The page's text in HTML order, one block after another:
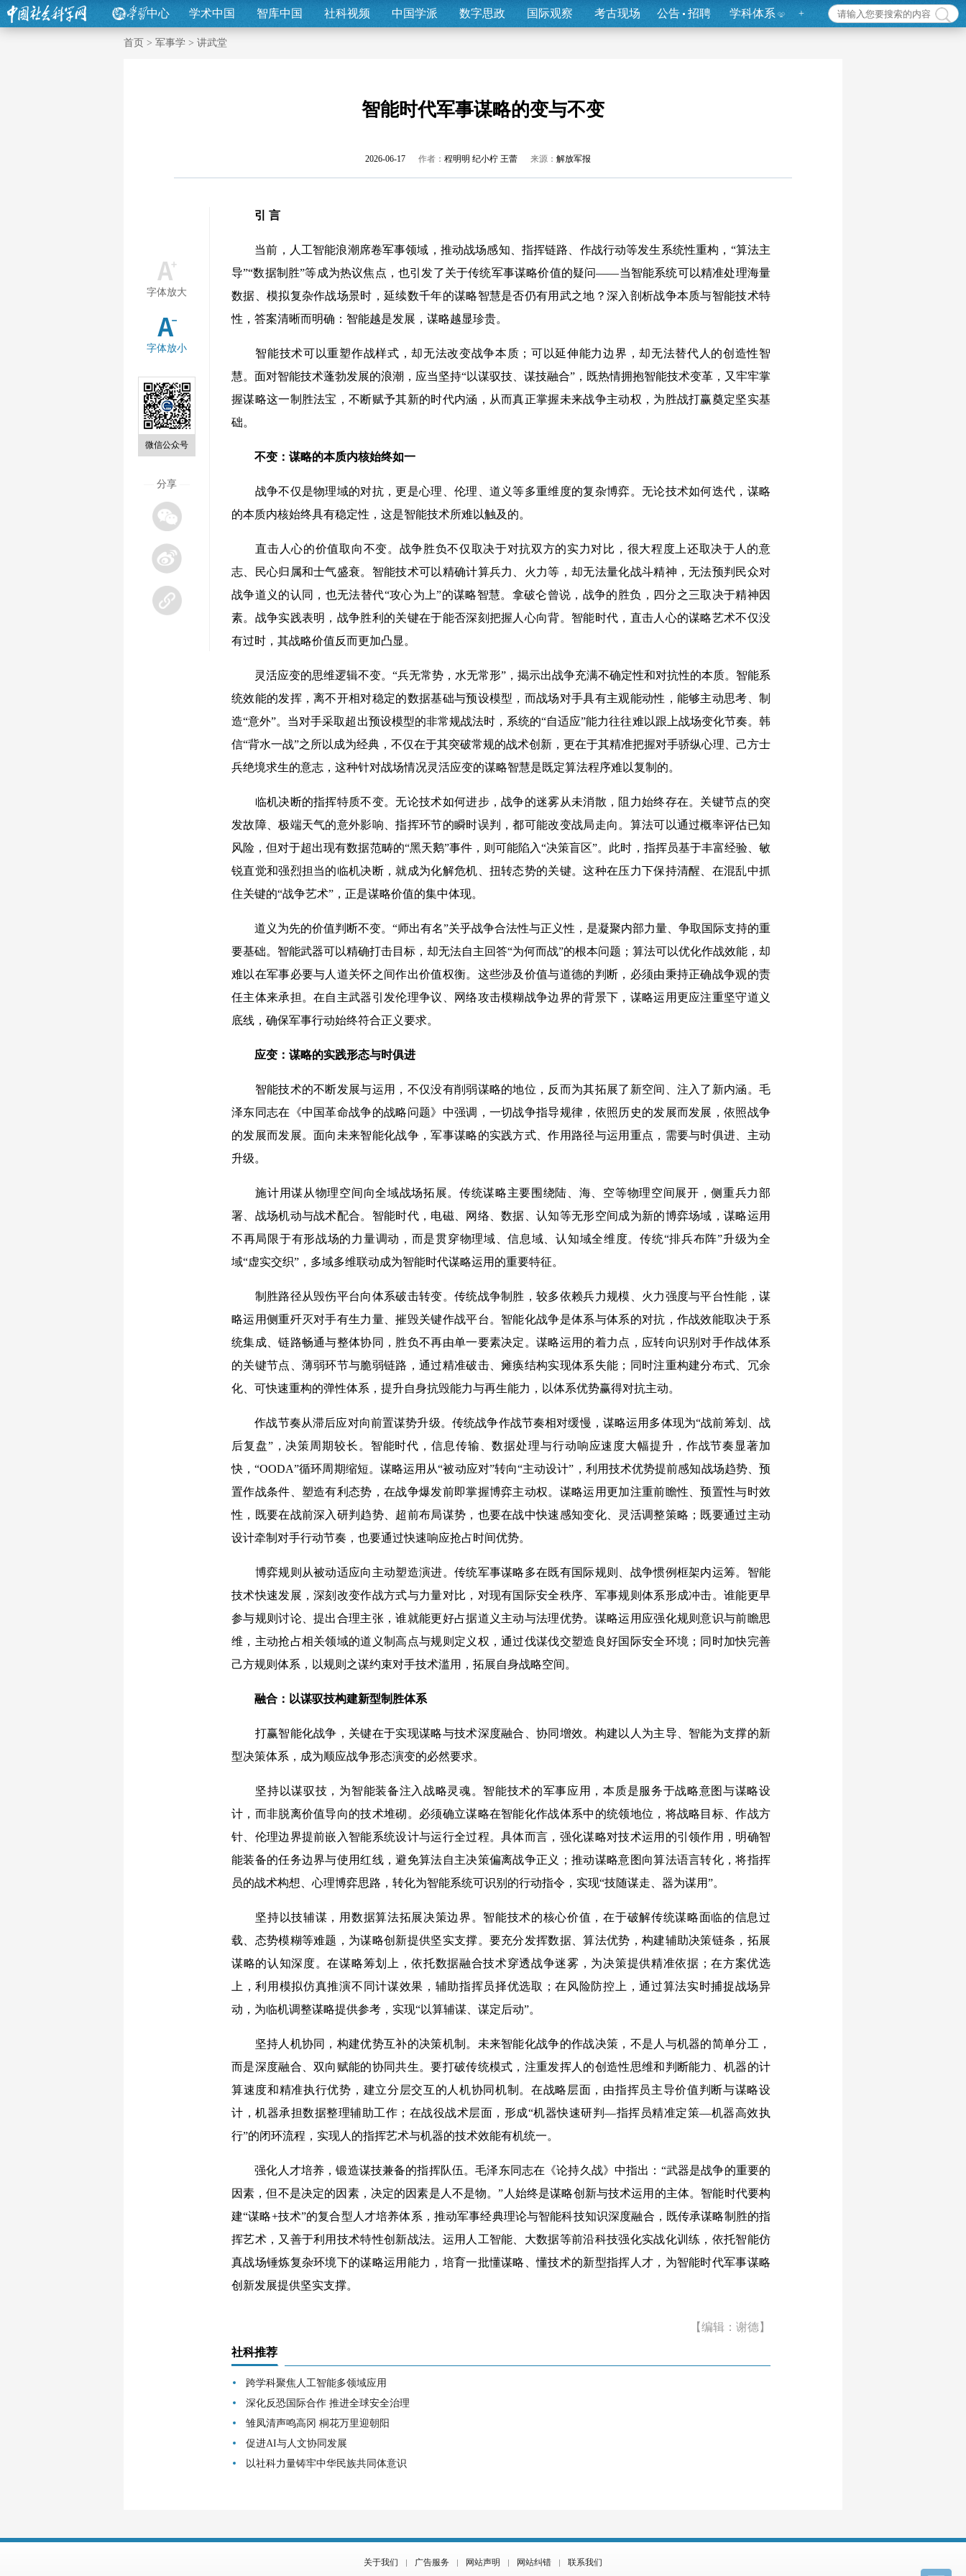
中心 学术中国 智库中国 社科视频 中国学派 数字思政 国际观察 考古现场 公告 招聘 学科体系 +
首页 > 军事学 > 讲武堂
智能时代军事谋略的变与不变
2026-06-17 作者： 程明明 纪小柠 王蕾 来源： 解放军报
字体放大
字体放小
微信公众号
分享
引 言
当前，人工智能浪潮席卷军事领域，推动战场感知、指挥链路、作战行动等发生系统性重构，“算法主
导”“数据制胜”等成为热议焦点，也引发了关于传统军事谋略价值的疑问——当智能系统可以精准处理海量
数据、模拟复杂作战场景时，延续数千年的谋略智慧是否仍有用武之地？深入剖析战争本质与智能技术特
性，答案清晰而明确：智能越是发展，谋略越显珍贵。
智能技术可以重塑作战样式，却无法改变战争本质；可以延伸能力边界，却无法替代人的创造性智
慧。面对智能技术蓬勃发展的浪潮，应当坚持“以谋驭技、谋技融合”，既热情拥抱智能技术变革，又牢牢掌
握谋略这一制胜法宝，不断赋予其新的时代内涵，从而真正掌握未来战争主动权，为胜战打赢奠定坚实基
础。
不变：谋略的本质内核始终如一
战争不仅是物理域的对抗，更是心理、伦理、道义等多重维度的复杂博弈。无论技术如何迭代，谋略
的本质内核始终具有稳定性，这是智能技术所难以触及的。
直击人心的价值取向不变。战争胜负不仅取决于对抗双方的实力对比，很大程度上还取决于人的意
志、民心归属和士气盛衰。智能技术可以精确计算兵力、火力等，却无法量化战斗精神，无法预判民众对
战争道义的认同，也无法替代“攻心为上”的谋略智慧。拿破仑曾说，战争的胜负，四分之三取决于精神因
素。战争实践表明，战争胜利的关键在于能否深刻把握人心向背。智能时代，直击人心的谋略艺术不仅没
有过时，其战略价值反而更加凸显。
灵活应变的思维逻辑不变。“兵无常势，水无常形”，揭示出战争充满不确定性和对抗性的本质。智能系
统效能的发挥，离不开相对稳定的数据基础与预设模型，而战场对手具有主观能动性，能够主动思考、制
造“意外”。当对手采取超出预设模型的非常规战法时，系统的“自适应”能力往往难以跟上战场变化节奏。韩
信“背水一战”之所以成为经典，不仅在于其突破常规的战术创新，更在于其精准把握对手骄纵心理、己方士
兵绝境求生的意志，这种针对战场情况灵活应变的谋略智慧是既定算法程序难以复制的。
临机决断的指挥特质不变。无论技术如何进步，战争的迷雾从未消散，阻力始终存在。关键节点的突
发故障、极端天气的意外影响、指挥环节的瞬时误判，都可能改变战局走向。算法可以通过概率评估已知
风险，但对于超出现有数据范畴的“黑天鹅”事件，则可能陷入“决策盲区”。此时，指挥员基于丰富经验、敏
锐直觉和强烈担当的临机决断，就成为化解危机、扭转态势的关键。这种在压力下保持清醒、在混乱中抓
住关键的“战争艺术”，正是谋略价值的集中体现。
道义为先的价值判断不变。“师出有名”关乎战争合法性与正义性，是凝聚内部力量、争取国际支持的重
要基础。智能武器可以精确打击目标，却无法自主回答“为何而战”的根本问题；算法可以优化作战效能，却
难以在军事必要与人道关怀之间作出价值权衡。这些涉及价值与道德的判断，必须由秉持正确战争观的责
任主体来承担。在自主武器引发伦理争议、网络攻击模糊战争边界的背景下，谋略运用更应注重坚守道义
底线，确保军事行动始终符合正义要求。
应变：谋略的实践形态与时俱进
智能技术的不断发展与运用，不仅没有削弱谋略的地位，反而为其拓展了新空间、注入了新内涵。毛
泽东同志在《中国革命战争的战略问题》中强调，一切战争指导规律，依照历史的发展而发展，依照战争
的发展而发展。面向未来智能化战争，军事谋略的实践方式、作用路径与运用重点，需要与时俱进、主动
升级。
施计用谋从物理空间向全域战场拓展。传统谋略主要围绕陆、海、空等物理空间展开，侧重兵力部
署、战场机动与战术配合。智能时代，电磁、网络、数据、认知等无形空间成为新的博弈场域，谋略运用
不再局限于有形战场的力量调动，而是贯穿物理域、信息域、认知域全维度。传统“排兵布阵”升级为全
域“虚实交织”，多域多维联动成为智能时代谋略运用的重要特征。
制胜路径从毁伤平台向体系破击转变。传统战争制胜，较多依赖兵力规模、火力强度与平台性能，谋
略运用侧重歼灭对手有生力量、摧毁关键作战平台。智能化战争是体系与体系的对抗，作战效能取决于系
统集成、链路畅通与整体协同，胜负不再由单一要素决定。谋略运用的着力点，应转向识别对手作战体系
的关键节点、薄弱环节与脆弱链路，通过精准破击、瘫痪结构实现体系失能；同时注重构建分布式、冗余
化、可快速重构的弹性体系，提升自身抗毁能力与再生能力，以体系优势赢得对抗主动。
作战节奏从滞后应对向前置谋势升级。传统战争作战节奏相对缓慢，谋略运用多体现为“战前筹划、战
后复盘”，决策周期较长。智能时代，信息传输、数据处理与行动响应速度大幅提升，作战节奏显著加
快，“OODA”循环周期缩短。谋略运用从“被动应对”转向“主动设计”，利用技术优势提前感知战场趋势、预
置作战条件、塑造有利态势，在战争爆发前即掌握博弈主动权。谋略运用更加注重前瞻性、预置性与时效
性，既要在战前深入研判趋势、超前布局谋势，也要在战中快速感知变化、灵活调整策略；既要通过主动
设计牵制对手行动节奏，也要通过快速响应抢占时间优势。
博弈规则从被动适应向主动塑造演进。传统军事谋略多在既有国际规则、战争惯例框架内运筹。智能
技术快速发展，深刻改变作战方式与力量对比，对现有国际安全秩序、军事规则体系形成冲击。谁能更早
参与规则讨论、提出合理主张，谁就能更好占据道义主动与法理优势。谋略运用应强化规则意识与前瞻思
维，主动抢占相关领域的道义制高点与规则定义权，通过伐谋伐交塑造良好国际安全环境；同时加快完善
己方规则体系，以规则之谋约束对手技术滥用，拓展自身战略空间。
融合：以谋驭技构建新型制胜体系
打赢智能化战争，关键在于实现谋略与技术深度融合、协同增效。构建以人为主导、智能为支撑的新
型决策体系，成为顺应战争形态演变的必然要求。
坚持以谋驭技，为智能装备注入战略灵魂。智能技术的军事应用，本质是服务于战略意图与谋略设
计，而非脱离价值导向的技术堆砌。必须确立谋略在智能化作战体系中的统领地位，将战略目标、作战方
针、伦理边界提前嵌入智能系统设计与运行全过程。具体而言，强化谋略对技术运用的引领作用，明确智
能装备的任务边界与使用红线，避免算法自主决策偏离战争正义；推动谋略意图向算法语言转化，将指挥
员的战术构想、心理博弈思路，转化为智能系统可识别的行动指令，实现“技随谋走、器为谋用”。
坚持以技辅谋，用数据算法拓展决策边界。智能技术的核心价值，在于破解传统谋略面临的信息过
载、态势模糊等难题，为谋略创新提供坚实支撑。要充分发挥数据、算法优势，构建辅助决策链条，拓展
谋略的认知深度。在谋略筹划上，依托数据融合技术穿透战争迷雾，为决策提供精准依据；在方案优选
上，利用模拟仿真推演不同计谋效果，辅助指挥员择优选取；在风险防控上，通过算法实时捕捉战场异
动，为临机调整谋略提供参考，实现“以算辅谋、谋定后动”。
坚持人机协同，构建优势互补的决策机制。未来智能化战争的作战决策，不是人与机器的简单分工，
而是深度融合、双向赋能的协同共生。要打破传统模式，注重发挥人的创造性思维和判断能力、机器的计
算速度和精准执行优势，建立分层交互的人机协同机制。在战略层面，由指挥员主导价值判断与谋略设
计，机器承担数据整理辅助工作；在战役战术层面，形成“机器快速研判—指挥员精准定策—机器高效执
行”的闭环流程，实现人的指挥艺术与机器的技术效能有机统一。
强化人才培养，锻造谋技兼备的指挥队伍。毛泽东同志在《论持久战》中指出：“武器是战争的重要的
因素，但不是决定的因素，决定的因素是人不是物。”人始终是谋略创新与技术运用的主体。智能时代要构
建“谋略+技术”的复合型人才培养体系，推动军事经典理论与智能科技知识深度融合，既传承谋略制胜的指
挥艺术，又善于利用技术特性创新战法。运用人工智能、大数据等前沿科技强化实战化训练，依托智能仿
真战场锤炼复杂环境下的谋略运用能力，培育一批懂谋略、懂技术的新型指挥人才，为智能时代军事谋略
创新发展提供坚实支撑。
【编辑：谢德】
社科推荐
跨学科聚焦人工智能多领域应用
深化反恐国际合作 推进全球安全治理
雏凤清声鸣高冈 桐花万里迎朝阳
促进AI与人文协同发展
以社科力量铸牢中华民族共同体意识
关于我们 广告服务 网站声明 网站纠错 联系我们